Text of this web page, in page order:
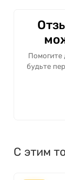
Помогите
будьте
С этим